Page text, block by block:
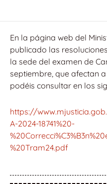
En la página web del
publicado las
la sede del examen de
septiembre, que afectan
podéis consultar en los
https://
A-2024-18741%20-
%20Tram24.pdf